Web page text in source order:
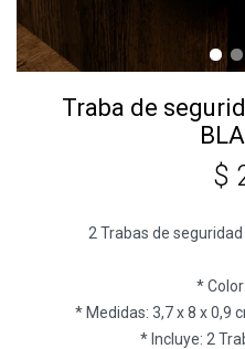
Traba de
$
2 Trabas de
*
* Medidas: 3,7 x 8 x 0,9
* Incluye: 2